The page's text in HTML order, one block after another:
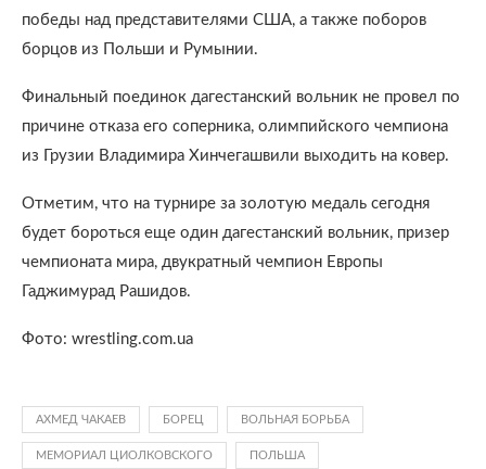
победы над представителями США, а также поборов
борцов из Польши и Румынии.
Финальный поединок дагестанский вольник не провел по
причине отказа его соперника, олимпийского чемпиона
из Грузии Владимира Хинчегашвили выходить на ковер.
Отметим, что на турнире за золотую медаль сегодня
будет бороться еще один дагестанский вольник, призер
чемпионата мира, двукратный чемпион Европы
Гаджимурад Рашидов.
Фото: wrestling.com.ua
АХМЕД ЧАКАЕВ БОРЕЦ ВОЛЬНАЯ БОРЬБА
МЕМОРИАЛ ЦИОЛКОВСКОГО ПОЛЬША